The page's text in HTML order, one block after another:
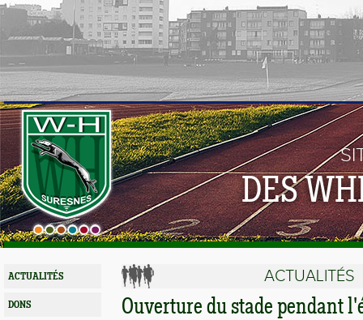
DES
ACTUALITÉS
DONS
ACTUALITÉS
Ouverture du stade pendant